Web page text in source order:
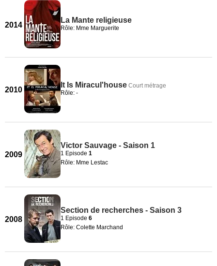
2014
La Mante religieuse
Rôle: Mme Marguerite
2010
It Is Miracul'house Court métrage
Rôle: -
2009
Victor Sauvage - Saison 1
1 Episode 1
Rôle: Mme Lestac
2008
Section de recherches - Saison 3
1 Episode 6
Rôle: Colette Marchand